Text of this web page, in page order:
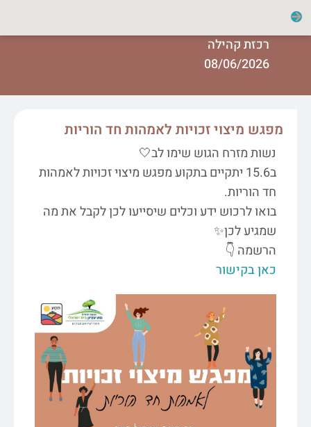
רכזת קהילה
08/06/2026
מפגש מיצוי זכויות לאמהות חד הוריות
נשות מזרח הגוש שימו לב🤍
ב15.6 יתקיים בתקוע מפגש מיצוי זכויות לאמהות
חד הוריות.
בואו לרכוש ידע וכלים שיסייעו לכן לקבל את מה
שמגיע לכן✨
הרשמה 👇
כאן בקישור